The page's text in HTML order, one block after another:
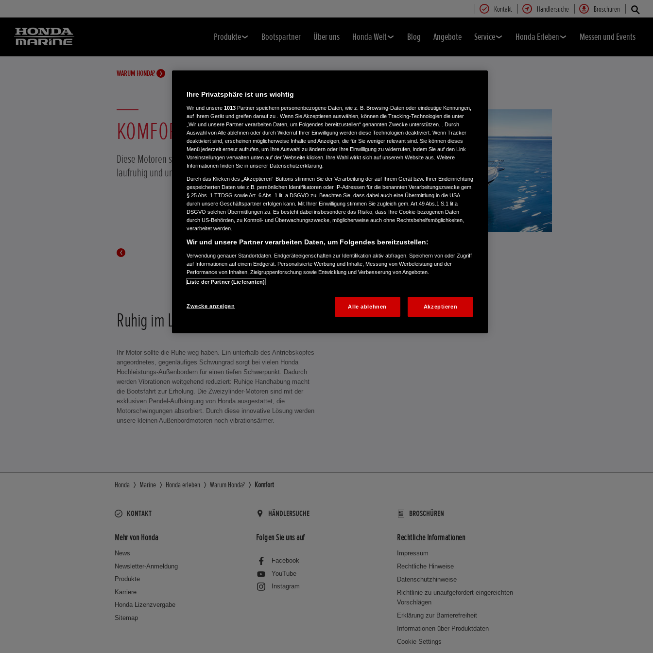
Kontakt Händlersuche Broschüren
Produkte Bootspartner Über uns Honda Welt Blog Angebote Service Honda Erleben Messen und Events
WARUM HONDA?
KOMFORT
Diese Motoren sind extrem leise und entfalten ihre Kraft
laufruhig und unauffällig.
Ruhig im Lauf
Ihr Motor sollte die Ruhe weg haben. Ein unterhalb des Antriebskopfes
angeordnetes, gegenläufiges Schwungrad sorgt bei vielen Honda
Hochleistungs-Außenbordern für einen tiefen Schwerpunkt. Dadurch
werden Vibrationen weitgehend reduziert: Ruhige Handhabung macht
die Bootsfahrt zur Erholung. Die Zweizylinder-Motoren sind mit der
exklusiven Pendel-Aufhängung von Honda ausgestattet, die
Motorschwingungen absorbiert. Durch diese innovative Lösung werden
unsere kleinen Außenbordmotoren noch vibrationsärmer.
Honda Marine Honda erleben Warum Honda? Komfort
KONTAKT HÄNDLERSUCHE BROSCHÜREN
Mehr von Honda
News
Newsletter-Anmeldung
Produkte
Karriere
Honda Lizenzvergabe
Sitemap
Folgen Sie uns auf
Facebook
YouTube
Instagram
Rechtliche Informationen
Impressum
Rechtliche Hinweise
Datenschutzhinweise
Richtlinie zu unaufgefordert eingereichten
Vorschlägen
Erklärung zur Barrierefreiheit
Informationen über Produktdaten
Cookie Settings
Ihre Privatsphäre ist uns wichtig
Wir und unsere 1013 Partner speichern personenbezogene Daten, wie z. B. Browsing-Daten oder eindeutige Kennungen,
auf Ihrem Gerät und greifen darauf zu . Wenn Sie Akzeptieren auswählen, können die Tracking-Technologien die unter
„Wir und unsere Partner verarbeiten Daten, um Folgendes bereitzustellen“ genannten Zwecke unterstützen. . Durch
Auswahl von Alle ablehnen oder durch Widerruf Ihrer Einwilligung werden diese Technologien deaktiviert. Wenn Tracker
deaktiviert sind, erscheinen möglicherweise Inhalte und Anzeigen, die für Sie weniger relevant sind. Sie können dieses
Menü jederzeit erneut aufrufen, um Ihre Auswahl zu ändern oder Ihre Einwilligung zu widerrufen, indem Sie auf den Link
Voreinstellungen verwalten unten auf der Webseite klicken. Ihre Wahl wirkt sich auf unsere/n Website aus. Weitere
Informationen finden Sie in unserer Datenschutzerklärung.
Durch das Klicken des „Akzeptieren“-Buttons stimmen Sie der Verarbeitung der auf Ihrem Gerät bzw. Ihrer Endeinrichtung
gespeicherten Daten wie z.B. persönlichen Identifikatoren oder IP-Adressen für die benannten Verarbeitungszwecke gem.
§ 25 Abs. 1 TTDSG sowie Art. 6 Abs. 1 lit. a DSGVO zu. Beachten Sie, dass dabei auch eine Übermittlung in die USA
durch unsere Geschäftspartner erfolgen kann. Mit Ihrer Einwilligung stimmen Sie zugleich gem. Art.49 Abs.1 S.1 lit.a
DSGVO solchen Übermittlungen zu. Es besteht dabei insbesondere das Risiko, dass Ihre Cookie-bezogenen Daten
durch US-Behörden, zu Kontroll- und Überwachungszwecke, möglicherweise auch ohne Rechtsbehelfsmöglichkeiten,
verarbeitet werden.
Wir und unsere Partner verarbeiten Daten, um Folgendes bereitzustellen:
Verwendung genauer Standortdaten. Endgeräteeigenschaften zur Identifikation aktiv abfragen. Speichern von oder Zugriff
auf Informationen auf einem Endgerät. Personalisierte Werbung und Inhalte, Messung von Werbeleistung und der
Performance von Inhalten, Zielgruppenforschung sowie Entwicklung und Verbesserung von Angeboten.
Liste der Partner (Lieferanten)
Zwecke anzeigen Alle ablehnen Akzeptieren